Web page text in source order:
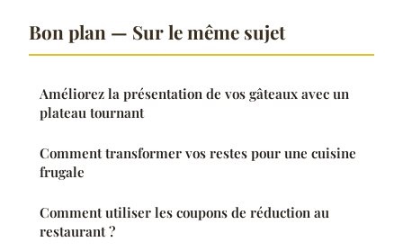
Bon plan — Sur le même sujet
Améliorez la présentation de vos gâteaux avec un
plateau tournant
Comment transformer vos restes pour une cuisine
frugale
Comment utiliser les coupons de réduction au
restaurant ?